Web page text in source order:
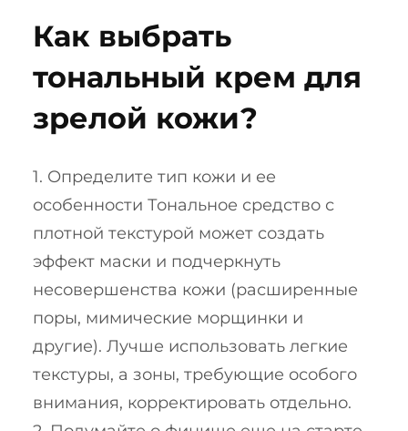
Как выбрать
тональный крем для
зрелой кожи?
1. Определите тип кожи и ее
особенности Тональное средство с
плотной текстурой может создать
эффект маски и подчеркнуть
несовершенства кожи (расширенные
поры, мимические морщинки и
другие). Лучше использовать легкие
текстуры, а зоны, требующие особого
внимания, корректировать отдельно.